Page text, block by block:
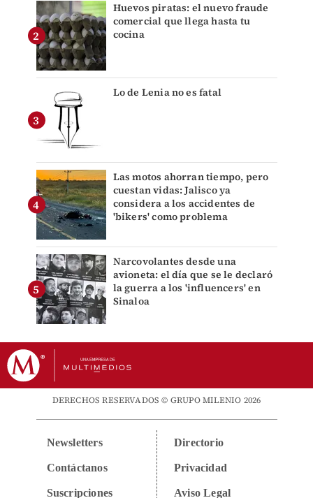
Huevos piratas: el nuevo fraude
comercial que llega hasta tu
cocina
Lo de Lenia no es fatal
Las motos ahorran tiempo, pero
cuestan vidas: Jalisco ya
considera a los accidentes de
'bikers' como problema
Narcovolantes desde una
avioneta: el día que se le declaró
la guerra a los 'influencers' en
Sinaloa
DERECHOS RESERVADOS © GRUPO MILENIO 2026
Newsletters
Contáctanos
Suscripciones
Directorio
Privacidad
Aviso Legal